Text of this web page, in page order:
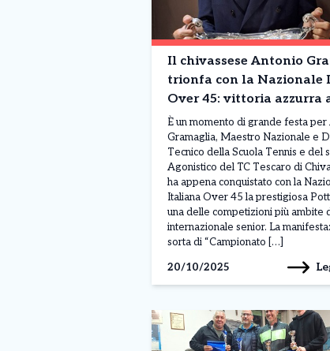
Il chivassese Antonio
trionfa con la Nazionale
Over 45: vittoria azzurra
Potter Cup di Barcellona
È un momento di grande festa per
Gramaglia, Maestro Nazionale e
Tecnico della Scuola Tennis e del
Agonistico del TC Tescaro di
ha appena conquistato con la
Italiana Over 45 la prestigiosa
una delle competizioni più ambite
internazionale senior. La
sorta di “Campionato […]
20/10/2025